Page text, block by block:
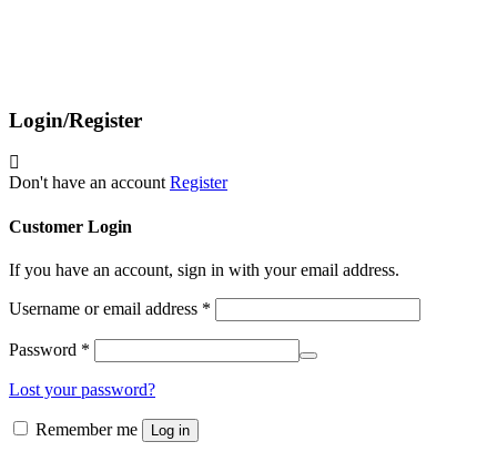
Login/Register
Don't have an account Register
Customer Login
If you have an account, sign in with your email address.
Username or email address *
Password *
Lost your password?
Remember me Log in